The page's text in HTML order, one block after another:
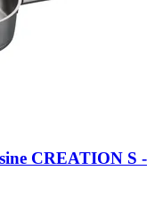
CREATION S -​